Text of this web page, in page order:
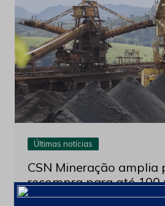
Últimas notícias
CSN Mineração amplia
recompra para até 100
ações